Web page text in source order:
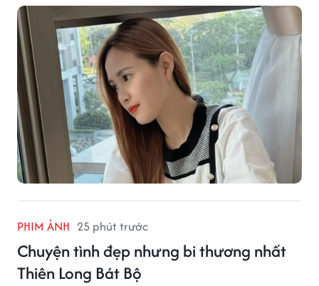
PHIM ẢNH 25 phút trước
Chuyện tình đẹp nhưng bi thương nhất
Thiên Long Bát Bộ